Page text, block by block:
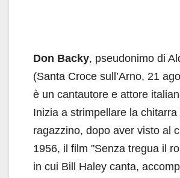
Don Backy, pseudonimo di
(Santa Croce sull’Arno, 21
è un cantautore e attore
Inizia a strimpellare la chitarra
ragazzino, dopo aver visto al
1956, il film "Senza tregua il
in cui Bill Haley canta,